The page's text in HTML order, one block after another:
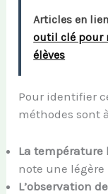
Articles en
outil clé pour
élèves
Pour identifier
méthodes sont
La température
note une légère
L’observation